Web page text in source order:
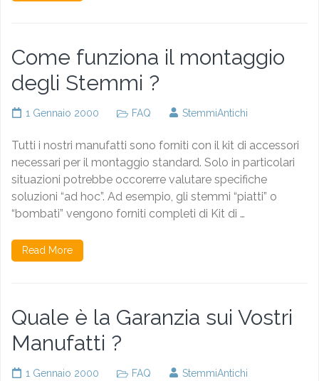
Come funziona il montaggio
degli Stemmi ?
1 Gennaio 2000 FAQ StemmiAntichi
Tutti i nostri manufatti sono forniti con il kit di accessori
necessari per il montaggio standard. Solo in particolari
situazioni potrebbe occorerre valutare specifiche
soluzioni “ad hoc”. Ad esempio, gli stemmi “piatti” o
“bombati” vengono forniti completi di Kit di …
Read More
Quale è la Garanzia sui Vostri
Manufatti ?
1 Gennaio 2000 FAQ StemmiAntichi